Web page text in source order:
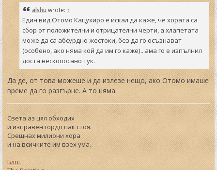
alshu wrote: ↑
Един вид Отомо Кацухиро е искал да каже, че хората са
сбор от положителни и отрицателни черти, а хлапетата
може да са абсурдно жестоки, без да го осъзнават
(особено, ако няма кой да им го каже)...ама го е изпълнил
доста нескопосано тук.
Да де, от това можеше и да излезе нещо, ако Отомо имаше
време да го разгърне. А то няма.
Света аз цял обходих
и изправен гордо пак стоя.
Срещнах милиони хора
и на всичките им взех ума.
Блог